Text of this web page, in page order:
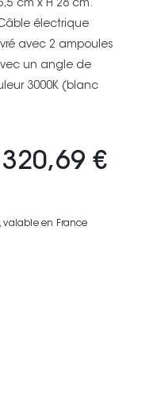
cm x H 28 cm.
électrique
avec 2 ampoules
un angle de
3000K (blanc
320,69 €
valable en France